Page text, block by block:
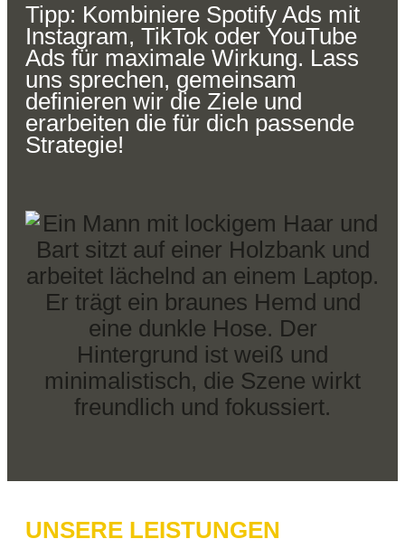
Tipp: Kombiniere Spotify Ads mit
Instagram, TikTok oder YouTube
Ads für maximale Wirkung. Lass
uns sprechen, gemeinsam
definieren wir die Ziele und
erarbeiten die für dich passende
Strategie!
UNSERE LEISTUNGEN